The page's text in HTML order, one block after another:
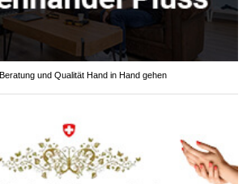
und Qualität Hand in Hand gehen